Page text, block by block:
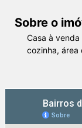
Sobre o
Casa à
cozinha, área